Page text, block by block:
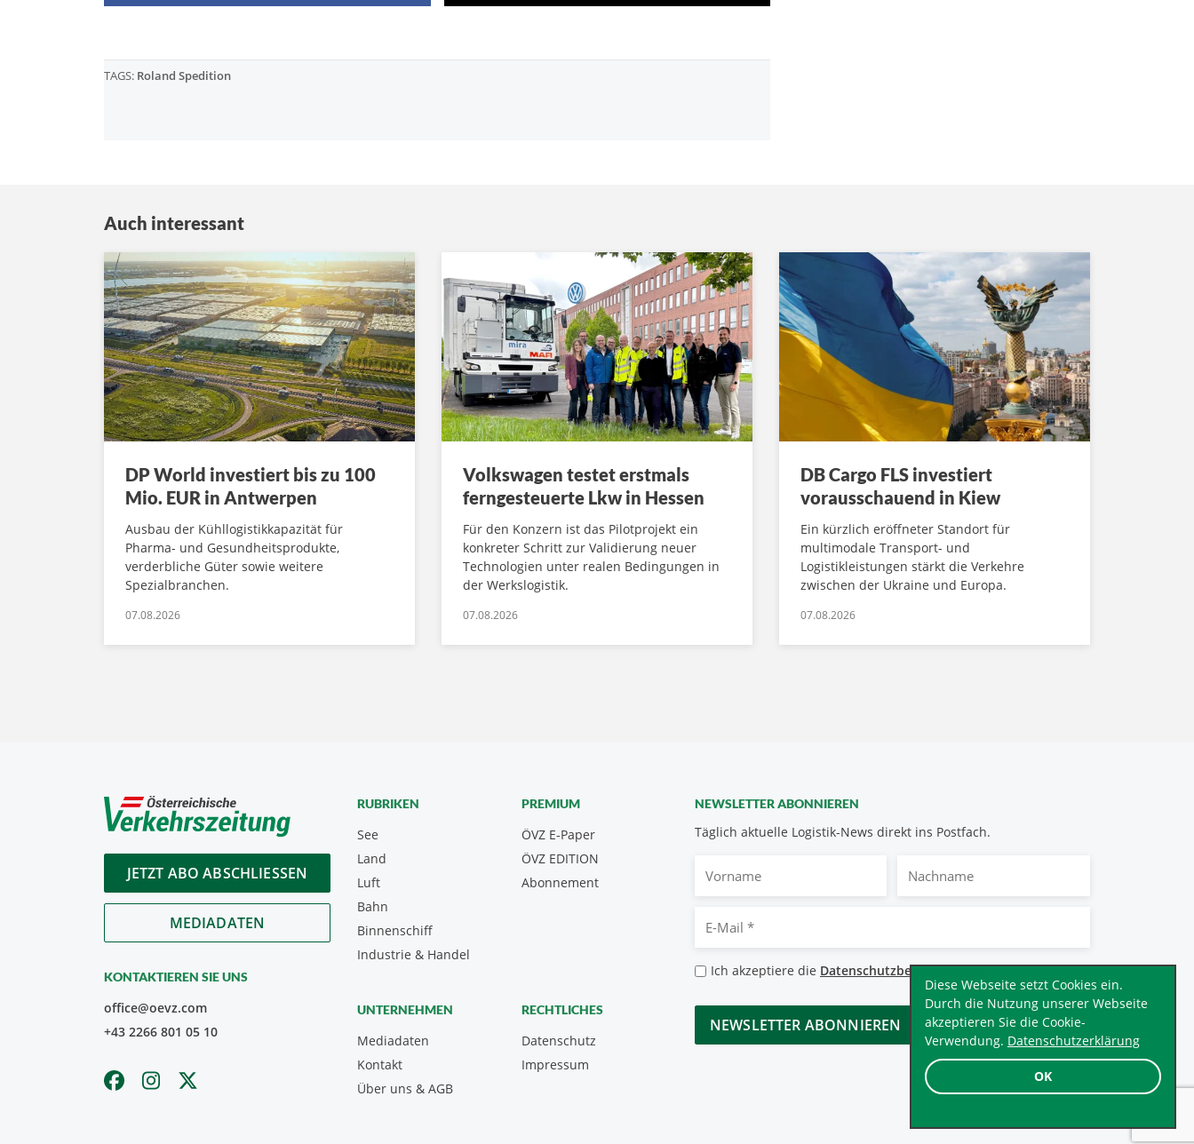
OK
Diese Webseite setzt Cookies ein.
Durch die Nutzung unserer Webseite
akzeptieren Sie die Cookie-
Verwendung. Datenschutzerklärung
TAGS: Roland Spedition
Auch interessant
DP World investiert bis zu 100
Mio. EUR in Antwerpen
Ausbau der Kühllogistikkapazität für
Pharma- und Gesundheitsprodukte,
verderbliche Güter sowie weitere
Spezialbranchen.
07.08.2026
Volkswagen testet erstmals
ferngesteuerte Lkw in Hessen
Für den Konzern ist das Pilotprojekt ein
konkreter Schritt zur Validierung neuer
Technologien unter realen Bedingungen in
der Werkslogistik.
07.08.2026
DB Cargo FLS investiert
vorausschauend in Kiew
Ein kürzlich eröffneter Standort für
multimodale Transport- und
Logistikleistungen stärkt die Verkehre
zwischen der Ukraine und Europa.
07.08.2026
JETZT ABO ABSCHLIESSEN
MEDIADATEN
KONTAKTIEREN SIE UNS
office@oevz.com
+43 2266 801 05 10
NEWSLETTER ABONNIEREN
Täglich aktuelle Logistik-News direkt ins Postfach.
Mail
Datenschutzbestimmungen
Ich akzeptiere die Datenschutzbestimmungen.*
CAPTCHA
RUBRIKEN
See
Land
Luft
Bahn
Binnenschiff
Industrie & Handel
PREMIUM
ÖVZ E-Paper
Abonnement
ÖVZ EDITION
UNTERNEHMEN
Mediadaten
Kontakt
Über uns & AGB
RECHTLICHES
Datenschutz
Impressum